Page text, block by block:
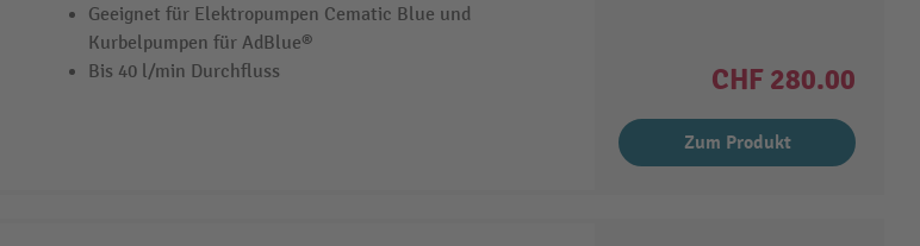
Geeignet für Elektropumpen Cematic Blue und
Kurbelpumpen für AdBlue®
Bis 40 l/min Durchfluss
CHF 280.00
Zum Produkt